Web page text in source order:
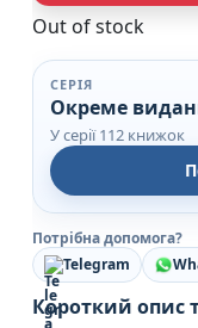
Out of stock
СЕРІЯ
Окреме
У серії 112 книжок
Потрібна допомога?
Telegram
Короткий опис